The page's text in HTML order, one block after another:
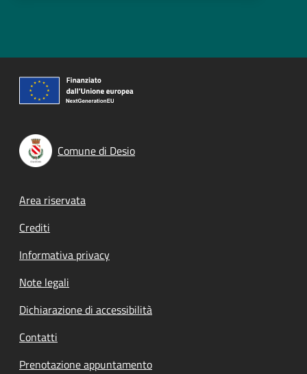
Comune di Desio
Footer menu
Area riservata
Crediti
Informativa privacy
Note legali
Dichiarazione di accessibilità
Contatti
Prenotazione appuntamento